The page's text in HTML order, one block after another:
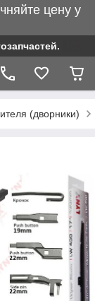
цену у
(дворники)